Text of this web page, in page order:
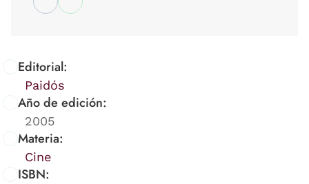
Editorial:
Paidós
Año de edición:
2005
Materia:
Cine
ISBN: